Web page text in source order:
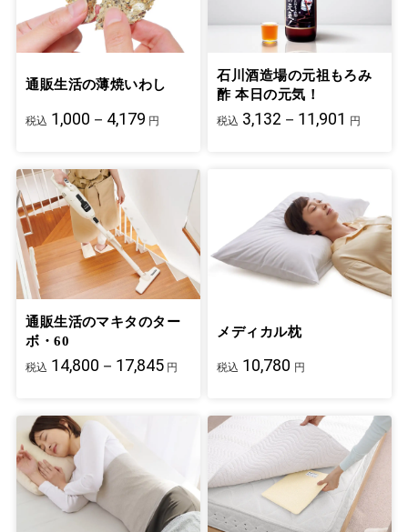
通販生活の薄焼いわし
税込 1,000－4,179 円
石川酒造場の元祖もろみ
酢 本日の元気！
税込 3,132－11,901 円
通販生活のマキタのター
ボ・60
税込 14,800－17,845 円
メディカル枕
税込 10,780 円